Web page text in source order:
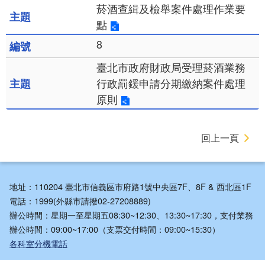
菸酒查緝及檢舉案件處理作業要
點
8
臺北市政府財政局受理菸酒業務
行政罰鍰申請分期繳納案件處理
原則
回上一頁
地址：110204 臺北市信義區市府路1號中央區7F、8F & 西北區1F
電話：1999(外縣市請撥02-27208889)
辦公時間：星期一至星期五08:30~12:30、13:30~17:30，支付業務
辦公時間：09:00~17:00（支票交付時間：09:00~15:30）
各科室分機電話